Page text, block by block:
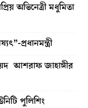
অভিনেত্রী মধুমিতা
প্রধানমন্ত্রী
আশরাফ জাহাঙ্গীর
পুলিশিং